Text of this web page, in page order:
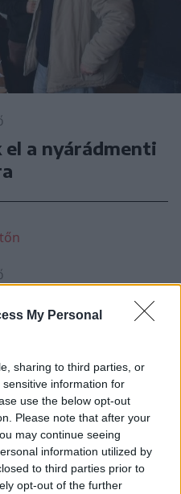
My Personal
sharing to third parties, or
information for
use the below opt-out
Please note that after your
may continue seeing
information utilized by
to third parties prior to
opt-out of the further
a nyárádmenti